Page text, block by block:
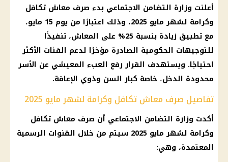
أعلنت وزارة التضامن الاجتماعي بدء صرف معاش تكافل
وكرامة لشهر مايو 2025، وذلك اعتبارًا من يوم 15 مايو،
مع تطبيق زيادة بنسبة 25% على المعاش، تنفيذًا
للتوجيهات الحكومية الصادرة مؤخرًا لدعم الفئات الأكثر
احتياجًا. ويستهدف القرار رفع العبء المعيشي عن الأسر
محدودة الدخل، خاصة كبار السن وذوي الإعاقة.
تفاصيل صرف معاش تكافل وكرامة لشهر مايو 2025
أكدت وزارة التضامن الاجتماعي أن صرف معاش تكافل
وكرامة لشهر مايو 2025 سيتم من خلال القنوات الرسمية
المعتمدة، وهي: